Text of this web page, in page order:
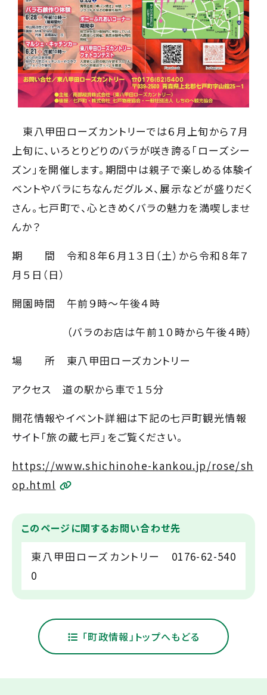
東八甲田ローズカントリーでは６月上旬から７月
上旬に、いろとりどりのバラが咲き誇る「ローズシー
ズン」を開催します。期間中は親子で楽しめる体験イ
ベントやバラにちなんだグルメ、展示などが盛りだく
さん。七戸町で、心ときめくバラの魅力を満喫しませ
んか？
期 間 令和８年６月１３日（土）から令和８年７
月５日（日）
開園時間 午前９時～午後４時
（バラのお店は午前１０時から午後４時）
場 所 東八甲田ローズカントリー
アクセス 道の駅から車で１５分
開花情報やイベント詳細は下記の七戸町観光情報
サイト「旅の蔵七戸」をご覧ください。
https://www.shichinohe-kankou.jp/rose/sh
op.html
このページに関するお問い合わせ先
東八甲田ローズカントリー 0176-62-540
0
「町政情報」トップへもどる